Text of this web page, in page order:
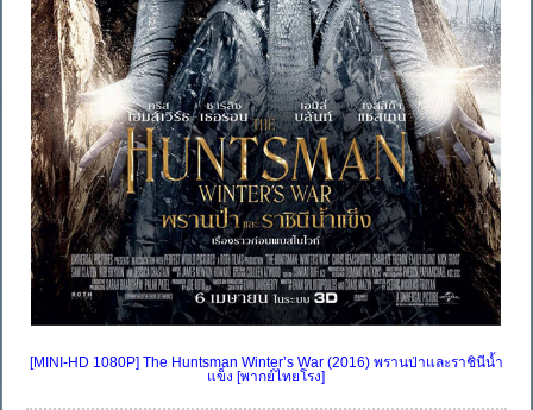
[MINI-HD 1080P] The Huntsman Winter’s War (2016) พรานป่าและราชินีน้ำ
แข็ง [พากย์ไทยโรง]